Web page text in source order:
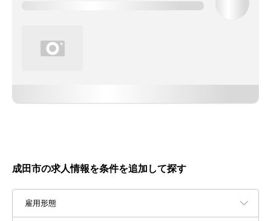
成田市の求人情報を条件を追加して探す
雇用形態